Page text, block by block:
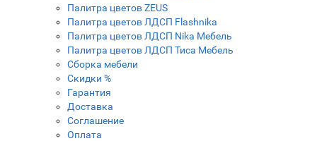
Палитра цветов ZEUS
Палитра цветов ЛДСП Flashnika
Палитра цветов ЛДСП Nika Мебель
Палитра цветов ЛДСП Тиса Мебель
Сборка мебели
Скидки %
Гарантия
Доставка
Соглашение
Оплата